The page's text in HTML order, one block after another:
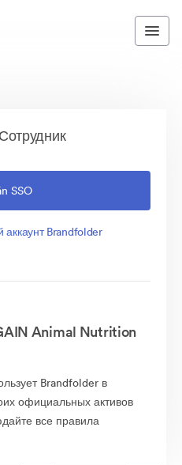
SSO
аккаунт Brandfolder
Animal Nutrition
Brandfolder в
официальных активов
все правила